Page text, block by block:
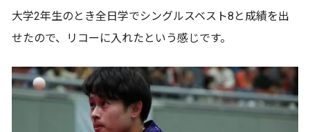
大学2年生のとき全日学でシングルスベスト8と成績を出
せたので、リコーに入れたという感じです。